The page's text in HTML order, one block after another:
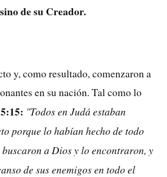
de su Creador.
y, como resultado, comenzaron a
en su nación. Tal como lo
"Todos en Judá estaban
porque lo habían hecho de todo
a Dios y lo encontraron, y
de sus enemigos en todo el